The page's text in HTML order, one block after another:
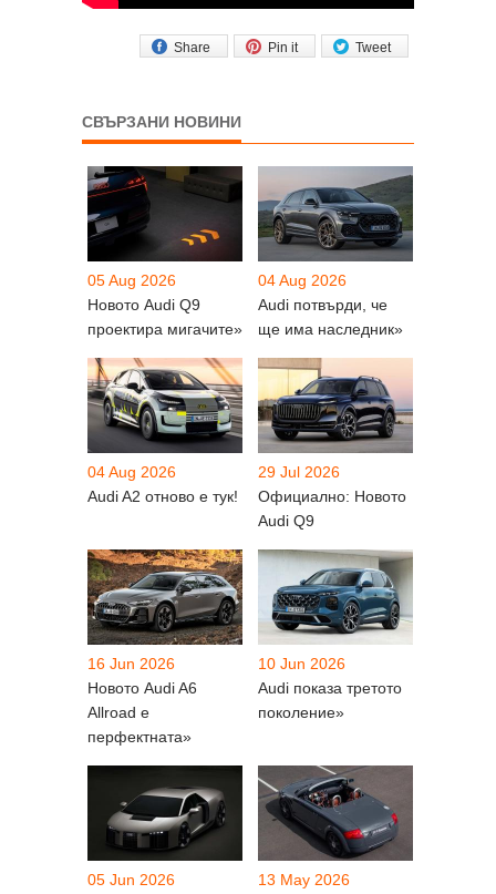
Tweet
Pin it
Share
СВЪРЗАНИ НОВИНИ
05 Aug 2026
Новото Audi Q9
проектира мигачите»
04 Aug 2026
Audi потвърди, че
ще има наследник»
04 Aug 2026
Audi A2 отново е тук!
29 Jul 2026
Официално: Новото
Audi Q9
16 Jun 2026
Новото Audi A6
Allroad е
перфектната»
10 Jun 2026
Audi показа третото
поколение»
05 Jun 2026
13 May 2026